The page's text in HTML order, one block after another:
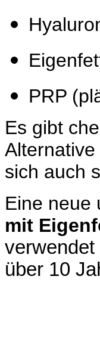
PRP
Es gibt
sich auch
Eine neue
mit
über 10